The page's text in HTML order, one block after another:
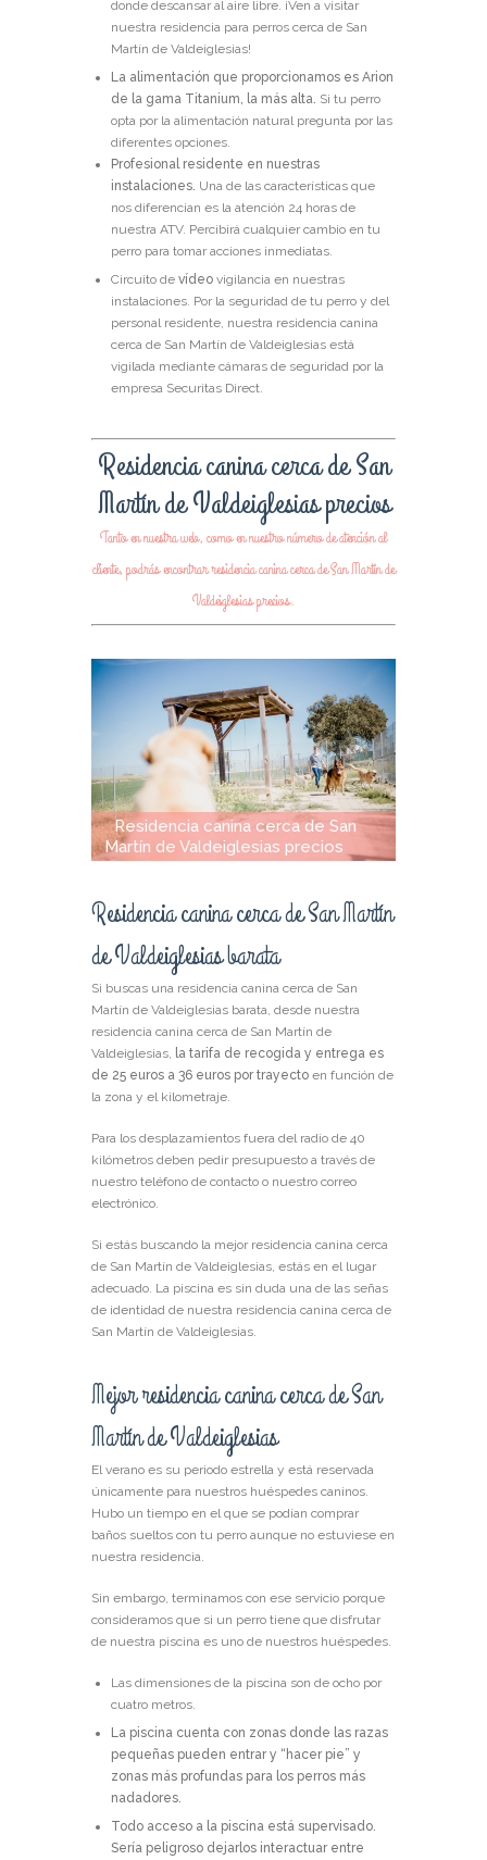
donde descansar al aire libre. ¡Ven a visitar
nuestra residencia para perros cerca de San
Martín de Valdeiglesias!
La alimentación que proporcionamos es Arion
de la gama Titanium, la más alta. Si tu perro
opta por la alimentación natural pregunta por las
diferentes opciones.
Profesional residente en nuestras
instalaciones. Una de las características que
nos diferencian es la atención 24 horas de
nuestra ATV. Percibirá cualquier cambio en tu
perro para tomar acciones inmediatas.
Circuito de vídeo vigilancia en nuestras
instalaciones. Por la seguridad de tu perro y del
personal residente, nuestra residencia canina
cerca de San Martín de Valdeiglesias está
vigilada mediante cámaras de seguridad por la
empresa Securitas Direct.
Residencia canina cerca de San
Martín de Valdeiglesias precios
Tanto en nuestra web, como en nuestro número de atención al
cliente, podrás encontrar residencia canina cerca de San Martín de
Valdeiglesias precios.
Residencia canina cerca de San
Martín de Valdeiglesias precios
Residencia canina cerca de San Martín
de Valdeiglesias barata
Si buscas una residencia canina cerca de San
Martín de Valdeiglesias barata, desde nuestra
residencia canina cerca de San Martín de
Valdeiglesias, la tarifa de recogida y entrega es
de 25 euros a 36 euros por trayecto en función de
la zona y el kilometraje.
Para los desplazamientos fuera del radio de 40
kilómetros deben pedir presupuesto a través de
nuestro teléfono de contacto o nuestro correo
electrónico.
Si estás buscando la mejor residencia canina cerca
de San Martín de Valdeiglesias, estás en el lugar
adecuado. La piscina es sin duda una de las señas
de identidad de nuestra residencia canina cerca de
San Martín de Valdeiglesias.
Mejor residencia canina cerca de San
Martín de Valdeiglesias
El verano es su periodo estrella y está reservada
únicamente para nuestros huéspedes caninos.
Hubo un tiempo en el que se podían comprar
baños sueltos con tu perro aunque no estuviese en
nuestra residencia.
Sin embargo, terminamos con ese servicio porque
consideramos que si un perro tiene que disfrutar
de nuestra piscina es uno de nuestros huéspedes.
Las dimensiones de la piscina son de ocho por
cuatro metros.
La piscina cuenta con zonas donde las razas
pequeñas pueden entrar y “hacer pie” y
zonas más profundas para los perros más
nadadores.
Todo acceso a la piscina está supervisado.
Sería peligroso dejarlos interactuar entre